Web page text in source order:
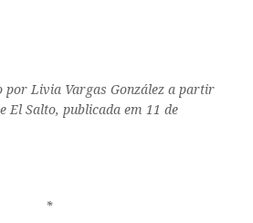
por Livia Vargas González a partir
El Salto, publicada em 11 de
*